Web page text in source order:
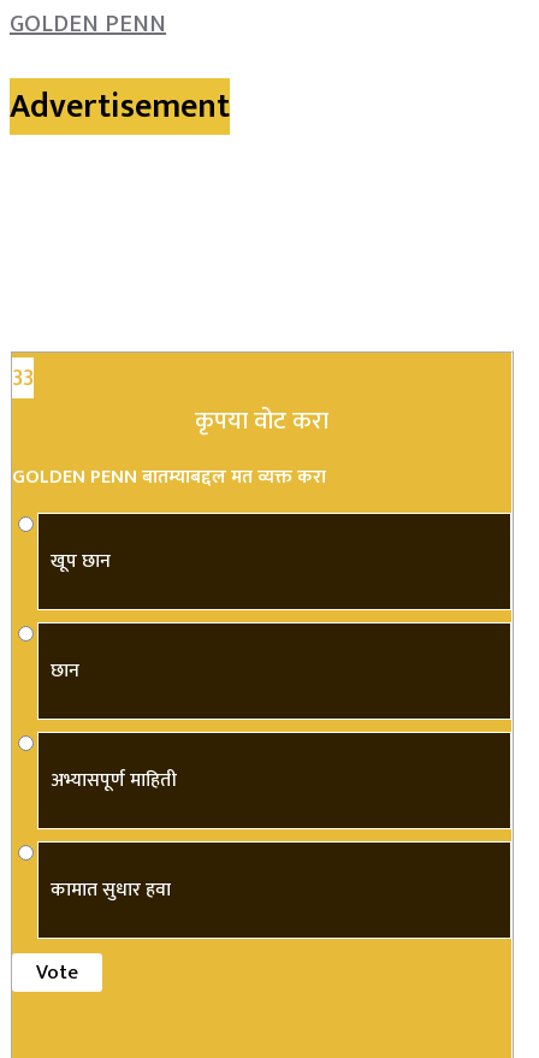
GOLDEN PENN
Advertisement
33
कृपया वोट करा
GOLDEN PENN बातम्याबद्दल मत व्यक्त करा
खूप छान
छान
अभ्यासपूर्ण माहिती
कामात सुधार हवा